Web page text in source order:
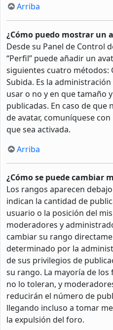
Arriba
¿Cómo puedo mostrar un
Desde su Panel de Control
“Perfil” puede añadir un
siguientes cuatro métodos:
Subida. Es la
usar o no y en que tamaño
publicadas. En caso de que
de avatar, comuníquese
que sea activada.
Arriba
¿Cómo se puede cambiar
Los rangos aparecen
indican la cantidad de
usuario o la posición del
moderadores y
cambiar su rango
determinado por la
de sus privilegios de
su rango. La mayoría de los
no lo toleran, y
reducirán el número de
llegando incluso a tomar
la expulsión del foro.